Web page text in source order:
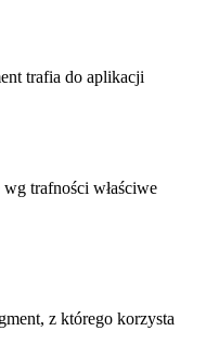
trafia do aplikacji
trafności właściwe
z którego korzysta